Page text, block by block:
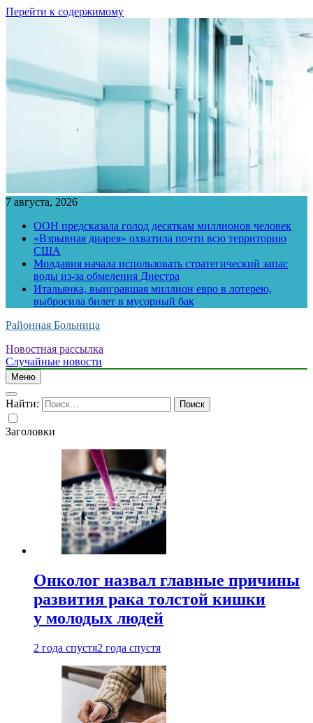
Перейти к содержимому
7 августа, 2026
ООН предсказала голод десяткам миллионов человек
«Взрывная диарея» охватила почти всю территорию
США
Молдавия начала использовать стратегический запас
воды из-за обмеления Днестра
Итальянка, выигравшая миллион евро в лотерею,
выбросила билет в мусорный бак
Районная Больница
Новостная рассылка
Случайные новости
Меню
Найти:
Заголовки
Онколог назвал главные причины
развития рака толстой кишки
у молодых людей
2 года спустя2 года спустя